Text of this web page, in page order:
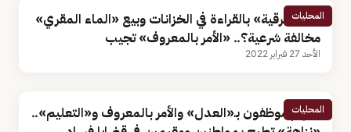
المحليات
هل «الرقية» بالقراءة في الخزانات وبيع «الماء المقري»
مخالفة شرعية؟.. «الأمر بالمعروف» تجيب
الأحد 27 فبراير 2022
المحليات
بينهم موظفون بـ«العدل» والأمر بالمعروف و«التعليم»..